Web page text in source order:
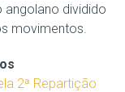
angolano dividido
movimentos.
2ª Repartição